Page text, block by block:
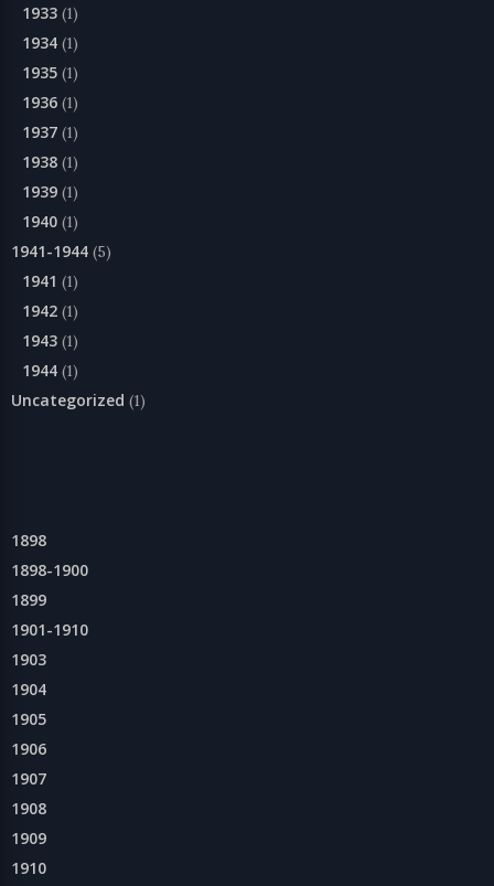
1933 (1)
1934 (1)
1935 (1)
1936 (1)
1937 (1)
1938 (1)
1939 (1)
1940 (1)
1941-1944 (5)
1941 (1)
1942 (1)
1943 (1)
1944 (1)
Uncategorized (1)
1898
1898-1900
1899
1901-1910
1903
1904
1905
1906
1907
1908
1909
1910